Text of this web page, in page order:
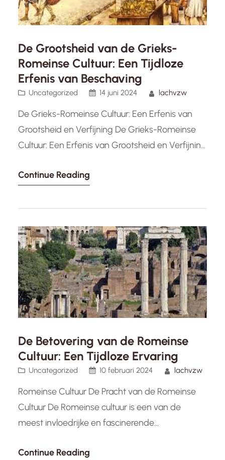
De Grootsheid van de Grieks-
Romeinse Cultuur: Een Tijdloze
Erfenis van Beschaving
Uncategorized 14 juni 2024 lachvzw
De Grieks-Romeinse Cultuur: Een Erfenis van
Grootsheid en Verfijning De Grieks-Romeinse
Cultuur: Een Erfenis van Grootsheid en Verfijning
de klassieke oudheid, is een periode die wordt
het gebied van kunst, architectuur, filosofie,
uit van ongeveer…
Continue Reading
De Betovering van de Romeinse
Cultuur: Een Tijdloze Ervaring
Uncategorized 10 februari 2024 lachvzw
Romeinse Cultuur De Pracht van de Romeinse
Cultuur De Romeinse cultuur is een van de
meest invloedrijke en fascinerende
architectuur tot rechtssystemen en literatuur, de
Continue Reading